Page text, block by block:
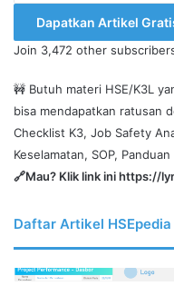
Anda
disini
Dapatkan Artikel
Join 3,472 other
🚧 Butuh materi HSE/K3L
bisa mendapatkan ratusan
Checklist K3, Job Safety
Keselamatan, SOP,
🔗Mau? Klik link inihttps://
Daftar Artikel HSEpedia